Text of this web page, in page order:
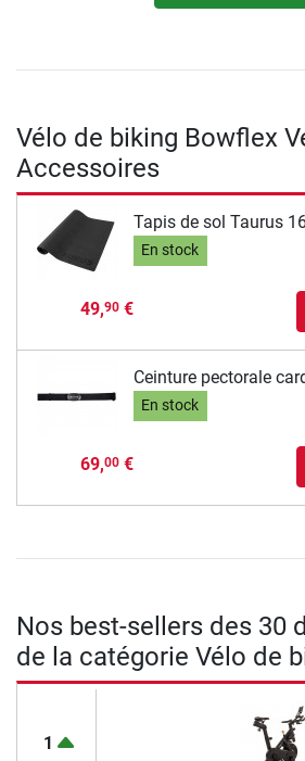
Vélo de biking Bowflex
Accessoires
Tapis de sol Taurus
En stock
49,90€
Ceinture pectorale
En stock
69,00€
Nos best-sellers des 30
de la catégorie Vélo de
1